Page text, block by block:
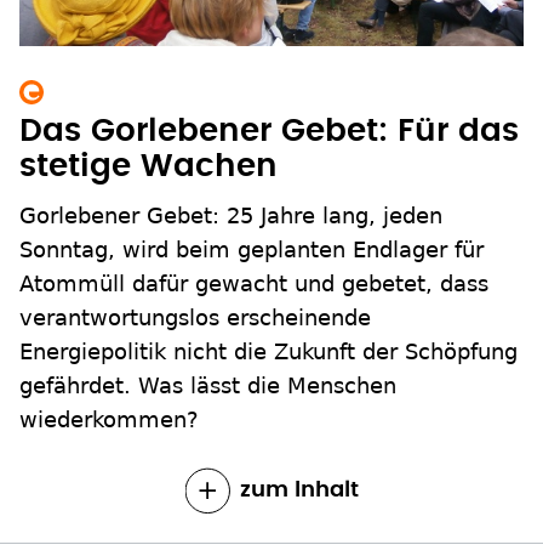
Das Gorlebener Gebet: Für das
stetige Wachen
Gorlebener Gebet: 25 Jahre lang, jeden
Sonntag, wird beim geplanten Endlager für
Atommüll dafür gewacht und gebetet, dass
verantwortungslos erscheinende
Energiepolitik nicht die Zukunft der Schöpfung
gefährdet. Was lässt die Menschen
wiederkommen?
zum Inhalt